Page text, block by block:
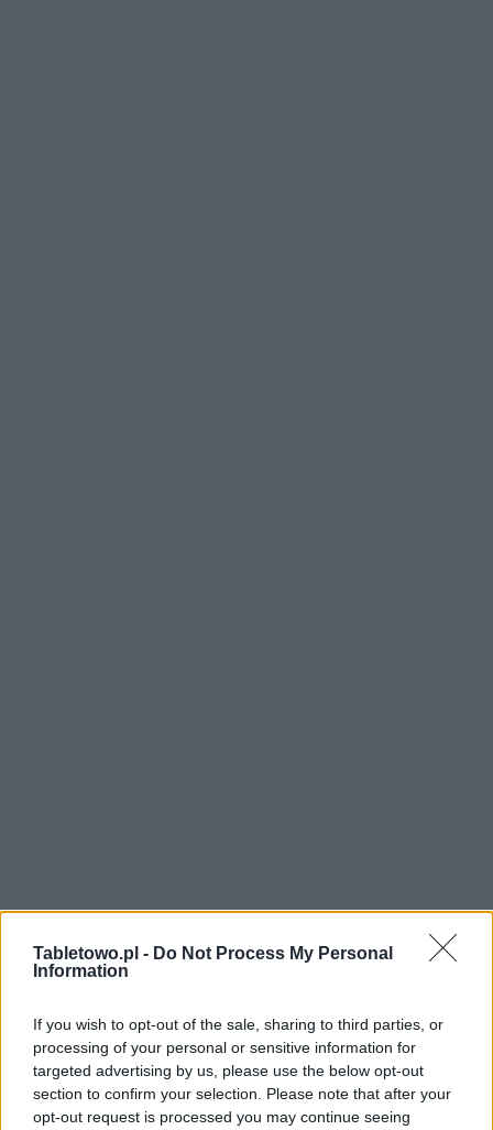
Tabletowo.pl - Do Not Process My Personal
Information
If you wish to opt-out of the sale, sharing to third parties, or
processing of your personal or sensitive information for
targeted advertising by us, please use the below opt-out
section to confirm your selection. Please note that after your
opt-out request is processed you may continue seeing